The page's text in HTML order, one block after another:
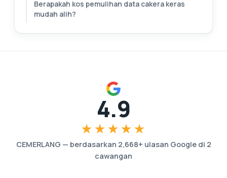
Berapakah kos pemulihan data cakera keras
mudah alih?
4.9
★★★★★
CEMERLANG — berdasarkan 2,668+ ulasan Google di 2
cawangan